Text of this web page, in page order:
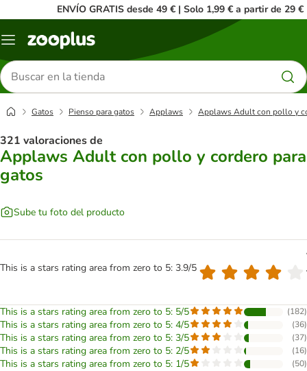
ENVÍO GRATIS desde 49 € | Solo 1,99 € a partir de 29 €
Menú
Buscar
productos
Gatos Pienso para gatos Applaws Applaws Adult con pollo y
321 valoraciones de
Applaws Adult con pollo y cordero para
gatos
Sube tu foto del producto
This is a stars rating area from zero to 5: 3.9/5
This is a stars rating area from zero to 5: 5/5 (182)
This is a stars rating area from zero to 5: 4/5 (36)
This is a stars rating area from zero to 5: 3/5 (37)
This is a stars rating area from zero to 5: 2/5 (16)
This is a stars rating area from zero to 5: 1/5 (50)